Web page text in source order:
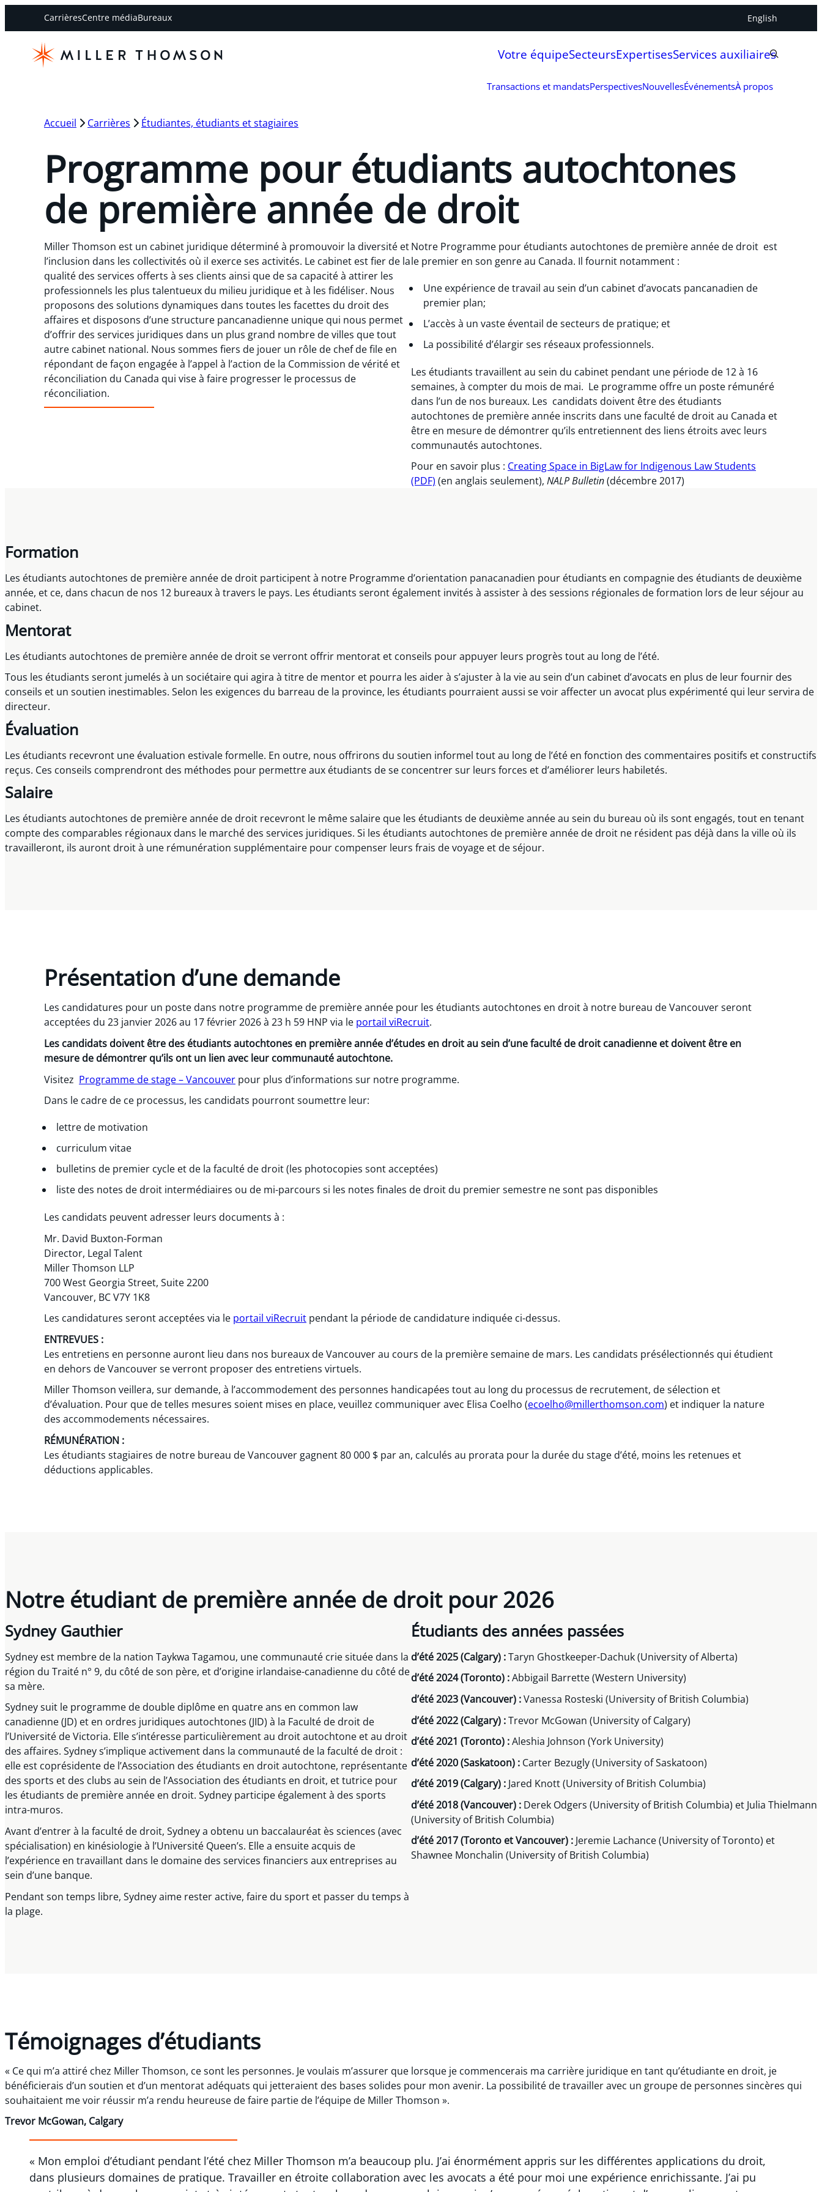
CarrièresCentre médiaBureaux English
Votre équipeSecteursExpertisesServices auxiliaires
Transactions et mandatsPerspectivesNouvellesÉvénementsÀ propos
Accueil Carrières Étudiantes, étudiants et stagiaires
Programme pour étudiants autochtones
de première année de droit
Miller Thomson est un cabinet juridique déterminé à promouvoir la diversité et
l’inclusion dans les collectivités où il exerce ses activités. Le cabinet est fier de la
qualité des services offerts à ses clients ainsi que de sa capacité à attirer les
professionnels les plus talentueux du milieu juridique et à les fidéliser. Nous
proposons des solutions dynamiques dans toutes les facettes du droit des
affaires et disposons d’une structure pancanadienne unique qui nous permet
d’offrir des services juridiques dans un plus grand nombre de villes que tout
autre cabinet national. Nous sommes fiers de jouer un rôle de chef de file en
répondant de façon engagée à l’appel à l’action de la Commission de vérité et
réconciliation du Canada qui vise à faire progresser le processus de
réconciliation.
Notre Programme pour étudiants autochtones de première année de droit est
le premier en son genre au Canada. Il fournit notamment :
Une expérience de travail au sein d’un cabinet d’avocats pancanadien de
premier plan;
L’accès à un vaste éventail de secteurs de pratique; et
La possibilité d’élargir ses réseaux professionnels.
Les étudiants travaillent au sein du cabinet pendant une période de 12 à 16
semaines, à compter du mois de mai. Le programme offre un poste rémunéré
dans l’un de nos bureaux. Les candidats doivent être des étudiants
autochtones de première année inscrits dans une faculté de droit au Canada et
être en mesure de démontrer qu’ils entretiennent des liens étroits avec leurs
communautés autochtones.
Pour en savoir plus : Creating Space in BigLaw for Indigenous Law Students
(PDF) (en anglais seulement), NALP Bulletin(décembre 2017)
Formation
Les étudiants autochtones de première année de droit participent à notre Programme d’orientation panacanadien pour étudiants en compagnie des étudiants de deuxième
année, et ce, dans chacun de nos 12 bureaux à travers le pays. Les étudiants seront également invités à assister à des sessions régionales de formation lors de leur séjour au
cabinet.
Mentorat
Les étudiants autochtones de première année de droit se verront offrir mentorat et conseils pour appuyer leurs progrès tout au long de l’été.
Tous les étudiants seront jumelés à un sociétaire qui agira à titre de mentor et pourra les aider à s’ajuster à la vie au sein d’un cabinet d’avocats en plus de leur fournir des
conseils et un soutien inestimables. Selon les exigences du barreau de la province, les étudiants pourraient aussi se voir affecter un avocat plus expérimenté qui leur servira de
directeur.
Évaluation
Les étudiants recevront une évaluation estivale formelle. En outre, nous offrirons du soutien informel tout au long de l’été en fonction des commentaires positifs et constructifs
reçus. Ces conseils comprendront des méthodes pour permettre aux étudiants de se concentrer sur leurs forces et d’améliorer leurs habiletés.
Salaire
Les étudiants autochtones de première année de droit recevront le même salaire que les étudiants de deuxième année au sein du bureau où ils sont engagés, tout en tenant
compte des comparables régionaux dans le marché des services juridiques. Si les étudiants autochtones de première année de droit ne résident pas déjà dans la ville où ils
travailleront, ils auront droit à une rémunération supplémentaire pour compenser leurs frais de voyage et de séjour.
Présentation d’une demande
Les candidatures pour un poste dans notre programme de première année pour les étudiants autochtones en droit à notre bureau de Vancouver seront
acceptées du 23 janvier 2026 au 17 février 2026 à 23 h 59 HNP via le portail viRecruit.
Les candidats doivent être des étudiants autochtones en première année d’études en droit au sein d’une faculté de droit canadienne et doivent être en
mesure de démontrer qu’ils ont un lien avec leur communauté autochtone.
Visitez Programme de stage – Vancouver pour plus d’informations sur notre programme.
Dans le cadre de ce processus, les candidats pourront soumettre leur:
lettre de motivation
curriculum vitae
bulletins de premier cycle et de la faculté de droit (les photocopies sont acceptées)
liste des notes de droit intermédiaires ou de mi-parcours si les notes finales de droit du premier semestre ne sont pas disponibles
Les candidats peuvent adresser leurs documents à :
Mr. David Buxton-Forman
Director, Legal Talent
Miller Thomson LLP
700 West Georgia Street, Suite 2200
Vancouver, BC V7Y 1K8
Les candidatures seront acceptées via le portail viRecruit pendant la période de candidature indiquée ci-dessus.
ENTREVUES :
Les entretiens en personne auront lieu dans nos bureaux de Vancouver au cours de la première semaine de mars. Les candidats présélectionnés qui étudient
en dehors de Vancouver se verront proposer des entretiens virtuels.
Miller Thomson veillera, sur demande, à l’accommodement des personnes handicapées tout au long du processus de recrutement, de sélection et
d’évaluation. Pour que de telles mesures soient mises en place, veuillez communiquer avec Elisa Coelho (ecoelho@millerthomson.com) et indiquer la nature
des accommodements nécessaires.
RÉMUNÉRATION :
Les étudiants stagiaires de notre bureau de Vancouver gagnent 80 000 $ par an, calculés au prorata pour la durée du stage d’été, moins les retenues et
déductions applicables.
Notre étudiant de première année de droit pour 2026
Sydney Gauthier
Sydney est membre de la nation Taykwa Tagamou, une communauté crie située dans la
région du Traité n° 9, du côté de son père, et d’origine irlandaise-canadienne du côté de
sa mère.
Sydney suit le programme de double diplôme en quatre ans en common law
canadienne (JD) et en ordres juridiques autochtones (JID) à la Faculté de droit de
l’Université de Victoria. Elle s’intéresse particulièrement au droit autochtone et au droit
des affaires. Sydney s’implique activement dans la communauté de la faculté de droit :
elle est coprésidente de l’Association des étudiants en droit autochtone, représentante
des sports et des clubs au sein de l’Association des étudiants en droit, et tutrice pour
les étudiants de première année en droit. Sydney participe également à des sports
intra-muros.
Avant d’entrer à la faculté de droit, Sydney a obtenu un baccalauréat ès sciences (avec
spécialisation) en kinésiologie à l’Université Queen’s. Elle a ensuite acquis de
l’expérience en travaillant dans le domaine des services financiers aux entreprises au
sein d’une banque.
Pendant son temps libre, Sydney aime rester active, faire du sport et passer du temps à
la plage.
Étudiants des années passées
d’été 2025(Calgary) :Taryn Ghostkeeper-Dachuk (University of Alberta)
d’été 2024 (Toronto) :Abbigail Barrette (Western University)
d’été 2023 (Vancouver) :Vanessa Rosteski (University of British Columbia)
d’été 2022 (Calgary) :Trevor McGowan (University of Calgary)
d’été 2021 (Toronto) :Aleshia Johnson (York University)
d’été 2020 (Saskatoon) : Carter Bezugly (University of Saskatoon)
d’été 2019 (Calgary) : Jared Knott (University of British Columbia)
d’été 2018 (Vancouver) : Derek Odgers (University of British Columbia) et Julia Thielmann
(University of British Columbia)
d’été 2017 (Toronto et Vancouver) : Jeremie Lachance (University of Toronto) et
Shawnee Monchalin (University of British Columbia)
Témoignages d’étudiants
« Ce qui m’a attiré chez Miller Thomson, ce sont les personnes. Je voulais m’assurer que lorsque je commencerais ma carrière juridique en tant qu’étudiante en droit, je
bénéficierais d’un soutien et d’un mentorat adéquats qui jetteraient des bases solides pour mon avenir. La possibilité de travailler avec un groupe de personnes sincères qui
souhaitaient me voir réussir m’a rendu heureuse de faire partie de l’équipe de Miller Thomson ».
Trevor McGowan, Calgary
« Mon emploi d’étudiant pendant l’été chez Miller Thomson m’a beaucoup plu. J’ai énormément appris sur les différentes applications du droit,
dans plusieurs domaines de pratique. Travailler en étroite collaboration avec les avocats a été pour moi une expérience enrichissante. J’ai pu